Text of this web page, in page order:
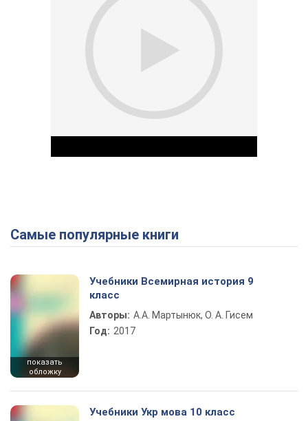
Play Video
Самые популярные книги
показать
обложку
Учебники Всемирная история 9
класс
Авторы: А.А. Мартынюк, О. А. Гисем
Год: 2017
Учебники Укр мова 10 класс